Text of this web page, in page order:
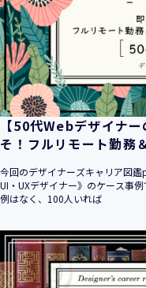
【50代Webデザイナ
そ！フルリモート勤務
今回のデザイナーズキャリア図
UI・UXデザイナー》のケース事
例はなく、100人いれば